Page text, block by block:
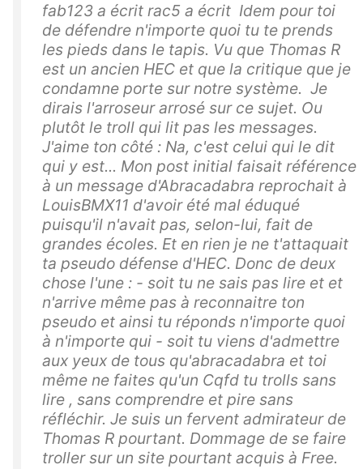
fab123 a écrit rac5 a écrit Idem pour toi
de défendre n'importe quoi tu te prends
les pieds dans le tapis. Vu que Thomas R
est un ancien HEC et que la critique que je
condamne porte sur notre système. Je
dirais l'arroseur arrosé sur ce sujet. Ou
plutôt le troll qui lit pas les messages.
J'aime ton côté : Na, c'est celui qui le dit
qui y est... Mon post initial faisait référence
à un message d'Abracadabra reprochait à
LouisBMX11 d'avoir été mal éduqué
puisqu'il n'avait pas, selon-lui, fait de
grandes écoles. Et en rien je ne t'attaquait
ta pseudo défense d'HEC. Donc de deux
chose l'une : - soit tu ne sais pas lire et et
n'arrive même pas à reconnaitre ton
pseudo et ainsi tu réponds n'importe quoi
à n'importe qui - soit tu viens d'admettre
aux yeux de tous qu'abracadabra et toi
même ne faites qu'un Cqfd tu trolls sans
lire , sans comprendre et pire sans
réfléchir. Je suis un fervent admirateur de
Thomas R pourtant. Dommage de se faire
troller sur un site pourtant acquis à Free.